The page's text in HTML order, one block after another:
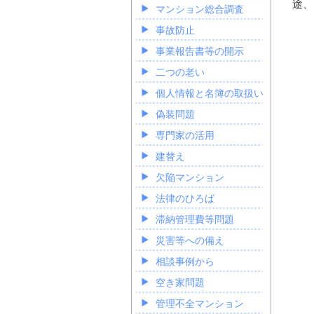
途
マンション総合調査
事故防止
事業報告書等の開示
二つの老い
個人情報と名簿の取扱い
偽装問題
専門家の活用
建替え
欠陥マンション
法律のひろば
滞納管理費等問題
災害等への備え
相談事例から
空き家問題
管理不全マンション